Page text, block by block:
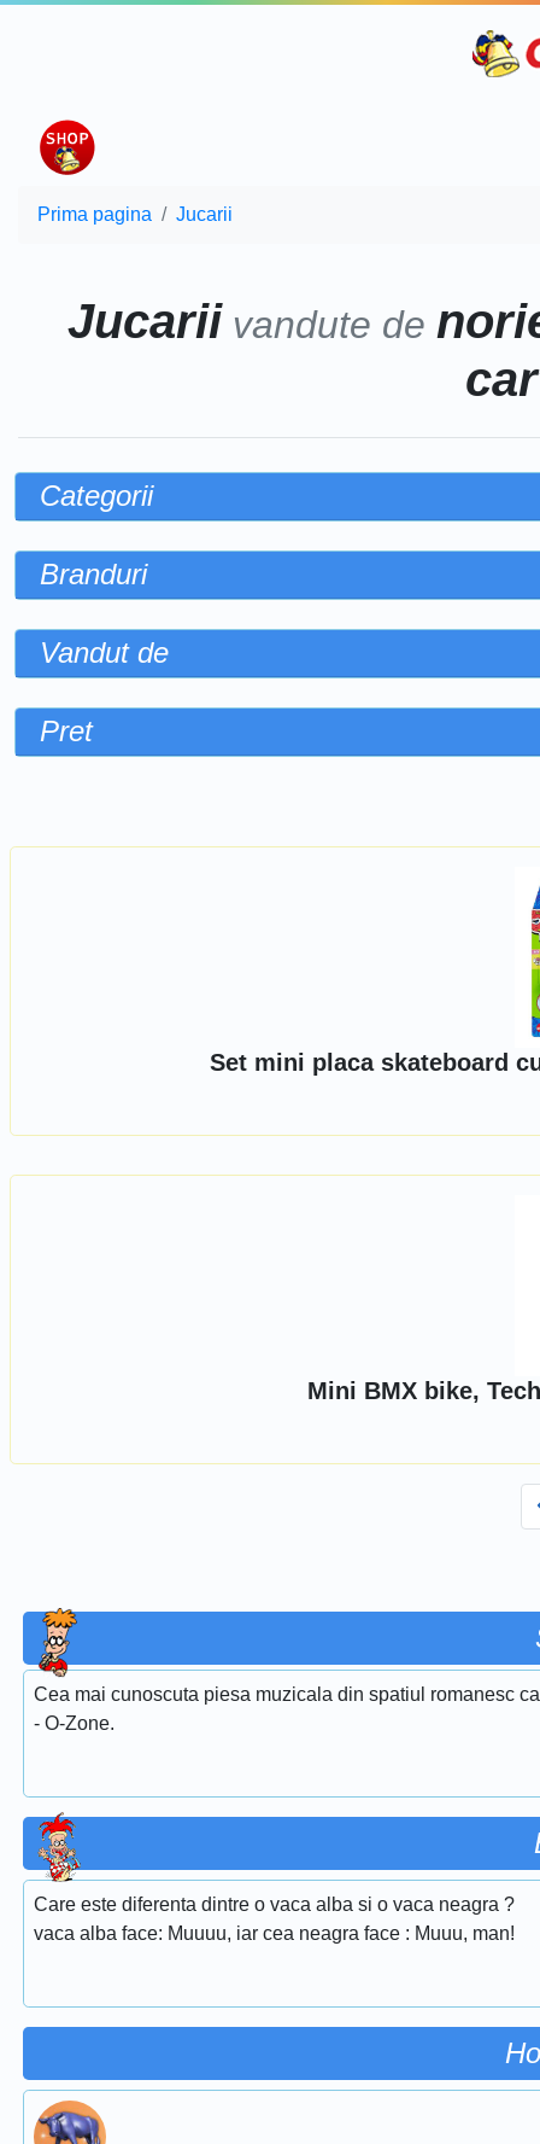
Prima pagina Jucarii
Jucarii vandute de
Categorii
Branduri
Vandut de
Pret
Set mini placa skateboard
Mini BMX bike,
Cea mai cunoscuta piesa muzicala din spatiul romanesc
- O-Zone.
Care este diferenta dintre o vaca alba si o vaca neagra ?
vaca alba face: Muuuu, iar cea neagra face : Muuu, man!